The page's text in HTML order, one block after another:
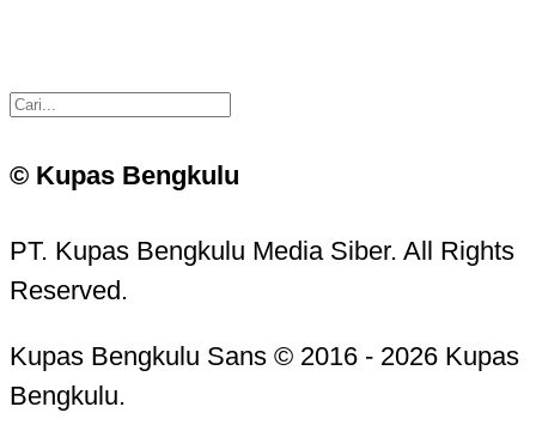
© Kupas Bengkulu
PT. Kupas Bengkulu Media Siber. All Rights
Reserved.
Kupas Bengkulu Sans © 2016 - 2026 Kupas
Bengkulu.